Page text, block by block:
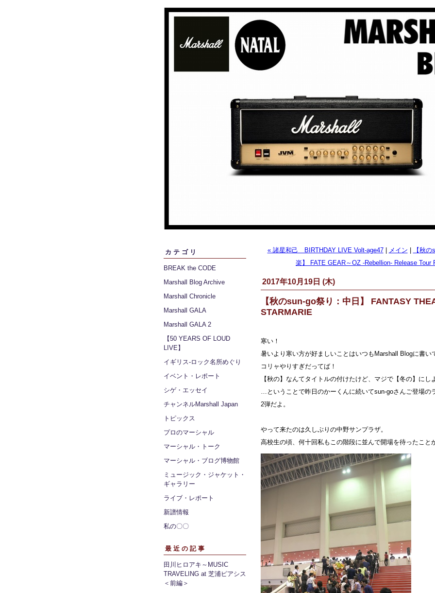
カテゴリ
BREAK the CODE
Marshall Blog Archive
Marshall Chronicle
Marshall GALA
Marshall GALA 2
【50 YEARS OF LOUD
LIVE】
イギリス‐ロック名所めぐり
イベント・レポート
シゲ・エッセイ
チャンネルMarshall Japan
トピックス
プロのマーシャル
マーシャル・トーク
マーシャル・ブログ博物館
ミュージック・ジャケット・
ギャラリー
ライブ・レポート
新譜情報
私の〇〇
最近の記事
田川ヒロアキ～MUSIC
TRAVELING at 芝浦ピアシス
＜前編＞
« 諸星和己 BIRTHDAY LIVE Volt-age47| メイン
【秋
楽】 FATE GEAR～OZ -Rebellion- Release Tour
2017年10月19日 (木)
【秋のsun-go祭り：中日】 FANTASY
STARMARIE
寒い！
暑いより寒い方が好ましいことはいつもMarshall Blogに書い
コリャやりすぎだってば！
【秋の】なんてタイトルの付けたけど、マジで【冬の】にし
…ということで昨日のかーくんに続いてsun-goさんご登場の
2弾だよ。
やって来たのは久しぶりの中野サンプラザ。
高校生の頃、何十回私もこの階段に並んで開場を待ったこ